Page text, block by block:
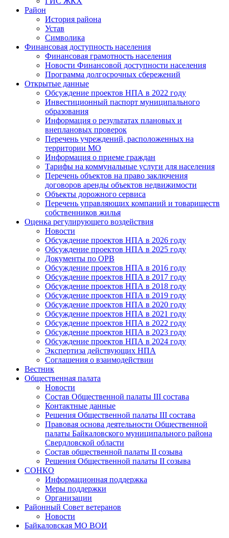
Район
История района
Устав
Символика
Финансовая доступность населения
Финансовая грамотность населения
Новости Финансовой доступности населения
Программа долгосрочных сбережений
Открытые данные
Обсуждение проектов НПА в 2022 году
Инвестиционный паспорт муниципального
образования
Информация о результатах плановых и
внеплановых проверок
Перечень учреждений, расположенных на
территории МО
Информация о приеме граждан
Тарифы на коммунальные услуги для населения
Перечень объектов на право заключения
договоров аренды объектов недвижимости
Объекты дорожного сервиса
Перечень управляющих компаний и товариществ
собственников жилья
Оценка регулирующего воздействия
Новости
Обсуждение проектов НПА в 2026 году
Обсуждение проектов НПА в 2025 году
Документы по ОРВ
Обсуждение проектов НПА в 2016 году
Обсуждение проектов НПА в 2017 году
Обсуждение проектов НПА в 2018 году
Обсуждение проектов НПА в 2019 году
Обсуждение проектов НПА в 2020 году
Обсуждение проектов НПА в 2021 году
Обсуждение проектов НПА в 2022 году
Обсуждение проектов НПА в 2023 году
Обсуждение проектов НПА в 2024 году
Экспертиза действующих НПА
Соглашения о взаимодействии
Вестник
Общественная палата
Новости
Состав Общественной палаты III состава
Контактные данные
Решения Общественной палаты III состава
Правовая основа деятельности Общественной
палаты Байкаловского муниципального района
Свердловской области
Состав общественной палаты II созыва
Решения Общественной палаты II созыва
СОНКО
Информационная поддержка
Меры поддержки
Организации
Районный Совет ветеранов
Новости
Байкаловская МО ВОИ